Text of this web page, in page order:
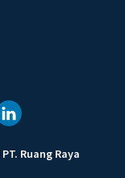
PT. Ruang Raya